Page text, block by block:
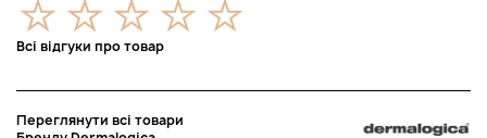
Всі відгуки про товар
Переглянути всі товари